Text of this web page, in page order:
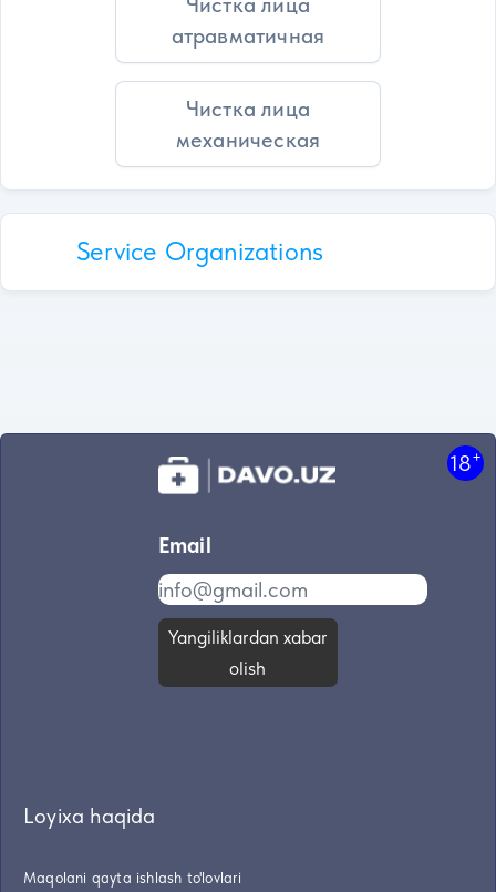
атравматичная
Чистка лица
механическая
Service Organizations
18+
Email
Yangiliklardan xabar
olish
Loyixa haqida
Maqolani qayta ishlash to'lovlari